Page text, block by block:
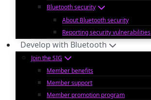
Bluetooth security
About Bluetooth security
Reporting security vulnerabilities
Develop with Bluetooth
Join the SIG
Member benefits
Member support
Member promotion program